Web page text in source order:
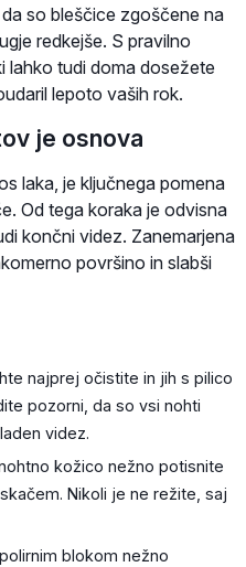
so bleščice zgoščene na
redkejše. S pravilno
lahko tudi doma dosežete
lepoto vaših rok.
je osnova
laka, je ključnega pomena
Od tega koraka je odvisna
končni videz. Zanemarjena
površino in slabši
najprej očistite in jih s pilico
pozorni, da so vsi nohti
videz.
kožico nežno potisnite
Nikoli je ne režite, saj
blokom nežno